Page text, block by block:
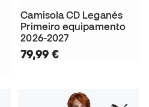
Camisola CD Leganés
Primeiro equipamento
2026-2027
79,99 €